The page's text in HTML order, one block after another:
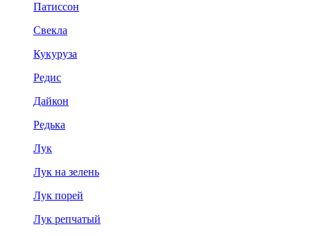
Патиссон
Свекла
Кукуруза
Редис
Дайкон
Редька
Лук
Лук на зелень
Лук порей
Лук репчатый